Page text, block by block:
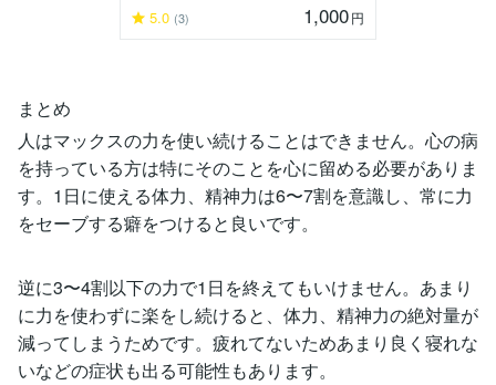
5.0 (3) 1,000円
まとめ
人はマックスの力を使い続けることはできません。心の病
を持っている方は特にそのことを心に留める必要がありま
す。1日に使える体力、精神力は6〜7割を意識し、常に力
をセーブする癖をつけると良いです。
逆に3〜4割以下の力で1日を終えてもいけません。あまり
に力を使わずに楽をし続けると、体力、精神力の絶対量が
減ってしまうためです。疲れてないためあまり良く寝れな
いなどの症状も出る可能性もあります。